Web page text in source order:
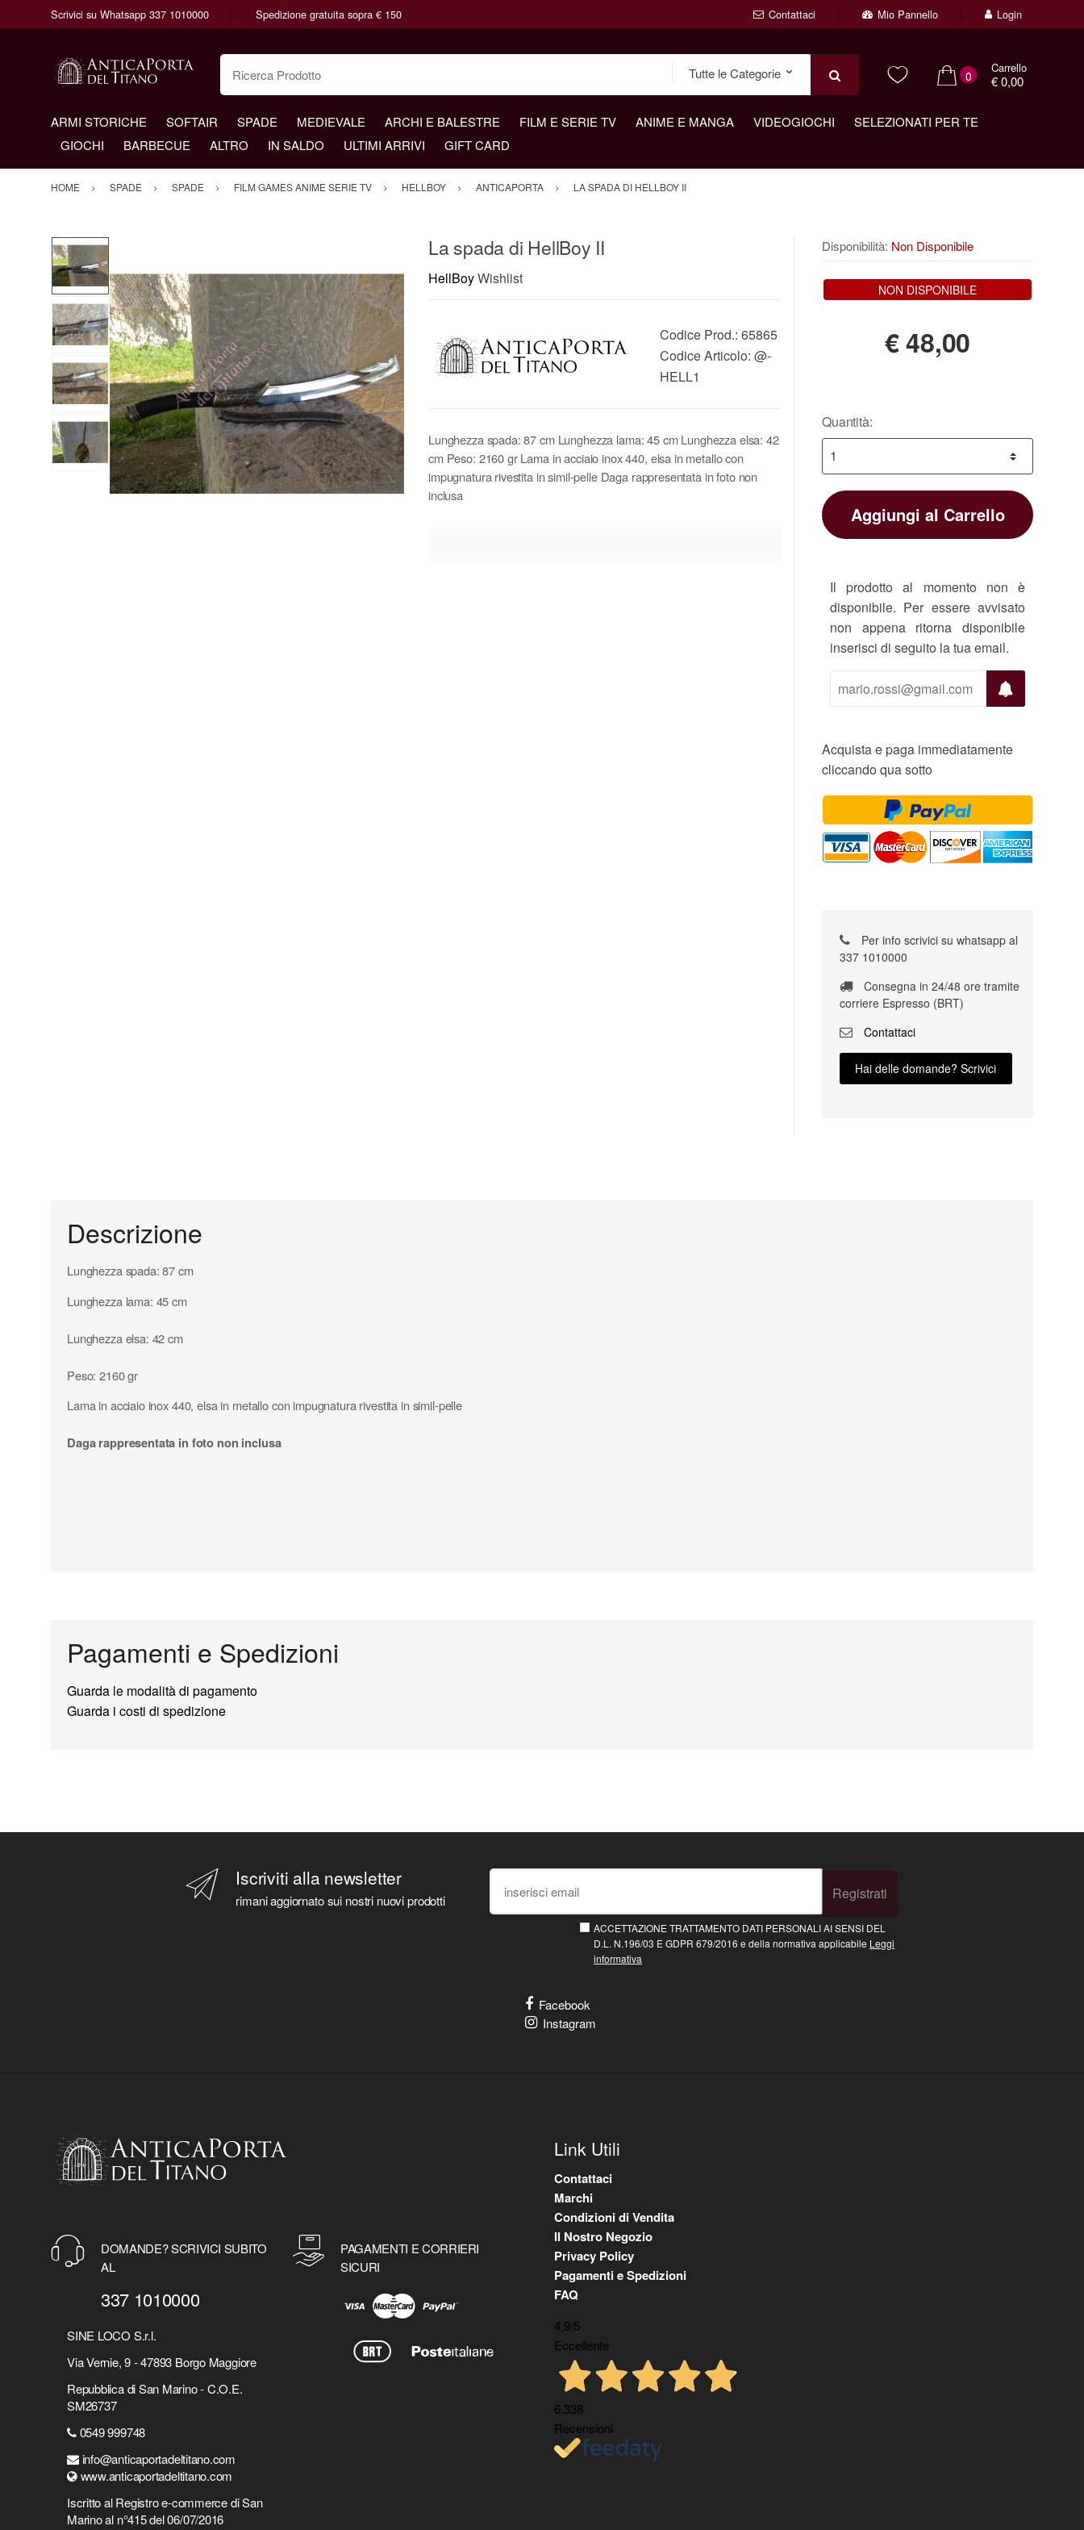
Scrivici su Whatsapp 337 1010000 Spedizione gratuita sopra € 150 Contattaci Mio Pannello Login
Ricerca Prodotto
0
Carrello
€ 0,00
ARMI STORICHE SOFTAIR SPADE MEDIEVALE ARCHI E BALESTRE FILM E SERIE TV ANIME E MANGA VIDEOGIOCHI
SELEZIONATI PER TE
GIOCHI
BARBECUE ALTRO IN SALDO ULTIMI ARRIVI GIFT CARD
HOME SPADE SPADE FILM GAMES ANIME SERIE TV HELLBOY ANTICAPORTA LA SPADA DI HELLBOY II
La spada di HellBoy II
HellBoyWishlist
Codice Prod.: 65865
Codice Articolo: @-
HELL1
Lunghezza spada: 87 cm Lunghezza lama: 45 cm Lunghezza elsa: 42
cm Peso: 2160 gr Lama in acciaio inox 440, elsa in metallo con
impugnatura rivestita in simil-pelle Daga rappresentata in foto non
inclusa
Disponibilità: Non Disponibile
NON DISPONIBILE
€48,00
Quantità:
Aggiungi al Carrello
Il prodotto al momento non è
disponibile. Per essere avvisato
non appena ritorna disponibile
inserisci di seguito la tua email.
Acquista e paga immediatamente
cliccando qua sotto
Per info scrivici su whatsapp al
337 1010000
Consegna in 24/48 ore tramite
corriere Espresso (BRT)
Contattaci
Hai delle domande? Scrivici
Descrizione
Lunghezza spada: 87 cm
Lunghezza lama: 45 cm
Lunghezza elsa: 42 cm
Peso: 2160 gr
Lama in acciaio inox 440, elsa in metallo con impugnatura rivestita in simil-pelle
Daga rappresentata in foto non inclusa
Pagamenti e Spedizioni
Guarda le modalità di pagamento
Guarda i costi di spedizione
Iscriviti alla newsletter
rimani aggiornato sui nostri nuovi prodotti Registrati
ACCETTAZIONE TRATTAMENTO DATI PERSONALI AI SENSI DEL
D.L. N.196/03 E GDPR 679/2016 e della normativa applicabile Leggi
informativa
Facebook
Instagram
DOMANDE? SCRIVICI SUBITO
AL
337 1010000
SINE LOCO S.r.l.
Via Vernie, 9 - 47893 Borgo Maggiore
Repubblica di San Marino - C.O.E.
SM26737
0549 999748
info@anticaportadeltitano.com
www.anticaportadeltitano.com
Iscritto al Registro e-commerce di San
Marino al n°415 del 06/07/2016
PAGAMENTI E CORRIERI
SICURI
Link Utili
Contattaci
Marchi
Condizioni di Vendita
Il Nostro Negozio
Privacy Policy
Pagamenti e Spedizioni
FAQ
4,9/5
Eccellente
6.338
Recensioni